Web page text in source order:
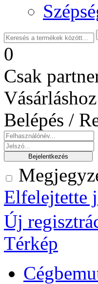
0
Csak
Belépés /
Elfelejtette
Új
Térkép